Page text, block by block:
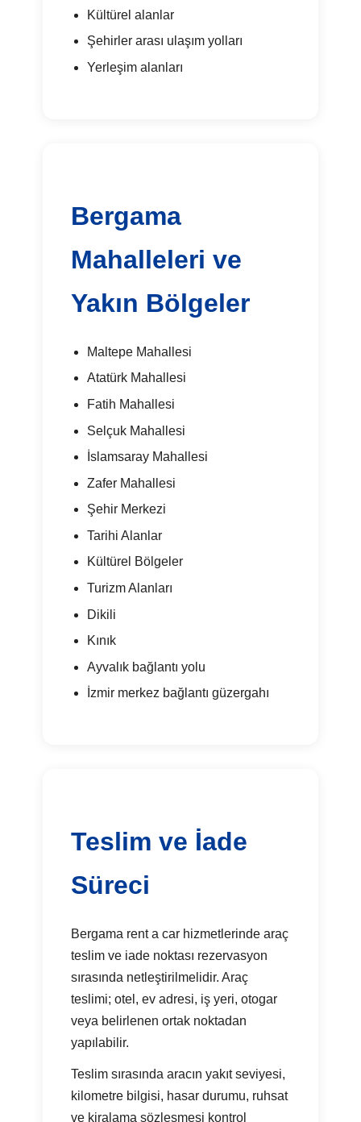
Kültürel alanlar
Şehirler arası ulaşım yolları
Yerleşim alanları
Bergama
Mahalleleri ve
Yakın Bölgeler
Maltepe Mahallesi
Atatürk Mahallesi
Fatih Mahallesi
Selçuk Mahallesi
İslamsaray Mahallesi
Zafer Mahallesi
Şehir Merkezi
Tarihi Alanlar
Kültürel Bölgeler
Turizm Alanları
Dikili
Kınık
Ayvalık bağlantı yolu
İzmir merkez bağlantı güzergahı
Teslim ve İade
Süreci
Bergama rent a car hizmetlerinde araç
teslim ve iade noktası rezervasyon
sırasında netleştirilmelidir. Araç
teslimi; otel, ev adresi, iş yeri, otogar
veya belirlenen ortak noktadan
yapılabilir.
Teslim sırasında aracın yakıt seviyesi,
kilometre bilgisi, hasar durumu, ruhsat
ve kiralama sözleşmesi kontrol